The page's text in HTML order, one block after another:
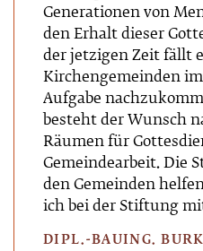
Generationen von
den Erhalt dieser
der jetzigen Zeit fällt
Kirchengemeinden
Aufgabe
besteht der Wunsch
Räumen für
Gemeindearbeit. Die
den Gemeinden
ich bei der Stiftung
DIPL.-BAUING.